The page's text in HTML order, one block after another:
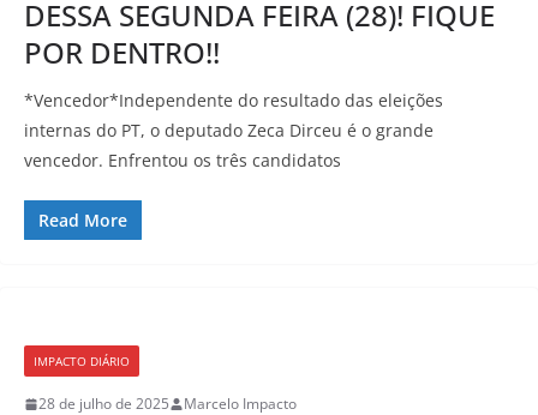
DESSA SEGUNDA FEIRA (28)! FIQUE
POR DENTRO!!
*Vencedor*Independente do resultado das eleições
internas do PT, o deputado Zeca Dirceu é o grande
vencedor. Enfrentou os três candidatos
Read More
IMPACTO DIÁRIO
28 de julho de 2025 Marcelo Impacto